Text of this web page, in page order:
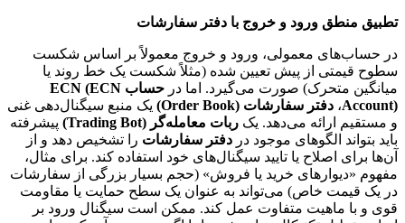
تطبیق منطق ورود و خروج با دفتر سفارشات
در حساب‌های معمولی، ورود و خروج معمولاً بر اساس شکست
سطوح قیمتی از پیش تعیین شده (مثلاً شکست یک خط روند یا
میانگین متحرک) صورت می‌گیرد. اما در
حساب ECN (ECN
Account)، دفتر سفارشات (Order Book)
یک منبع سیگنال‌دهی غنی
و مستقیم ارائه می‌دهد. یک ربات معامله‌گر (Trading Bot)
پیشرفته
باید بتواند الگوهای موجود در دفتر سفارشات را تشخیص دهد و از
آن‌ها برای اصلاح یا تایید سیگنال‌های خود استفاده کند. برای مثال،
مفهوم «دیوارهای خرید یا فروش» (حجم بسیار بزرگی از سفارشات
در یک قیمت خاص) می‌تواند به عنوان یک سطح حمایت یا مقاومت
قوی و با ماهیت متفاوت عمل کند. ممکن است سیگنال ورود بر